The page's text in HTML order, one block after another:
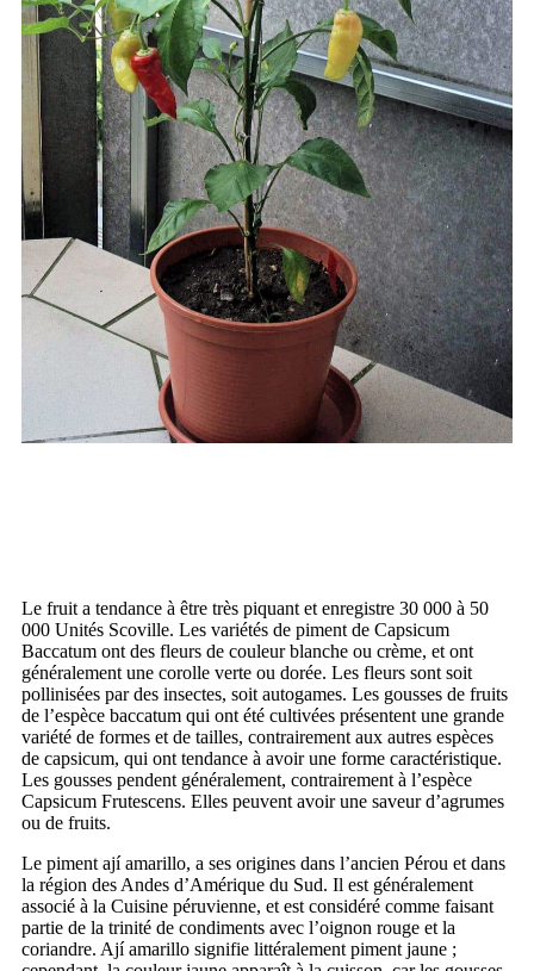
Le fruit a tendance à être très piquant et enregistre 30 000 à 50
000 Unités Scoville. Les variétés de piment de Capsicum
Baccatum ont des fleurs de couleur blanche ou crème, et ont
généralement une corolle verte ou dorée. Les fleurs sont soit
pollinisées par des insectes, soit autogames. Les gousses de fruits
de l’espèce baccatum qui ont été cultivées présentent une grande
variété de formes et de tailles, contrairement aux autres espèces
de capsicum, qui ont tendance à avoir une forme caractéristique.
Les gousses pendent généralement, contrairement à l’espèce
Capsicum Frutescens. Elles peuvent avoir une saveur d’agrumes
ou de fruits.
Le piment ají amarillo, a ses origines dans l’ancien Pérou et dans
la région des Andes d’Amérique du Sud. Il est généralement
associé à la Cuisine péruvienne, et est considéré comme faisant
partie de la trinité de condiments avec l’oignon rouge et la
coriandre. Ají amarillo signifie littéralement piment jaune ;